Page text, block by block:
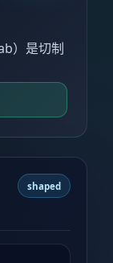
）是切制
shaped